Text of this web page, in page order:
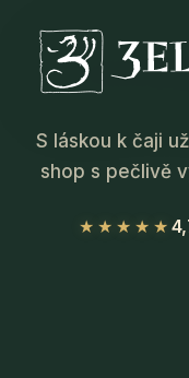
S láskou k čaji
shop s pečlivě
★★★★★